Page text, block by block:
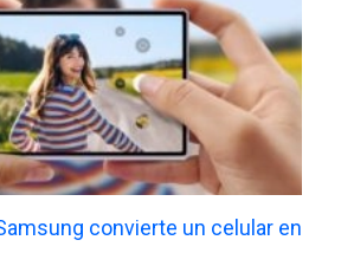
convierte un celular en